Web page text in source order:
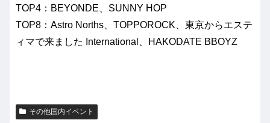
TOP4：BEYONDE、SUNNY HOP
TOP8：Astro Norths、TOPPOROCK、東京からエステ
ィマで来ました International、HAKODATE BBOYZ
その他国内イベント